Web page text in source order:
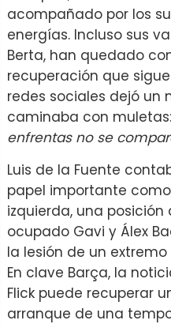
acompañado por los
energías. Incluso sus
Berta, han quedado
recuperación que
redes sociales dejó
caminaba con muletas:
enfrentas no se
Luis de la Fuente
papel importante
izquierda, una
ocupado Gavi y Álex
la lesión de un
En clave Barça, la
Flick puede recuperar
arranque de una